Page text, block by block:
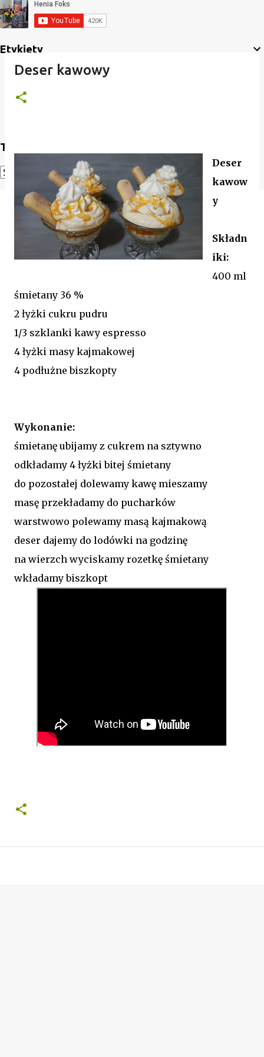
Etykiety
Translate
Powered by Translate
Deser kawowy
Deser
kawow
y
Składn
iki:
400 ml
śmietany 36 %
2 łyżki cukru pudru
1/3 szklanki kawy espresso
4 łyżki masy kajmakowej
4 podłużne biszkopty
Wykonanie:
śmietanę ubijamy z cukrem na sztywno
odkładamy 4 łyżki bitej śmietany
do pozostałej dolewamy kawę mieszamy
masę przekładamy do pucharków
warstwowo polewamy masą kajmakową
deser dajemy do lodówki na godzinę
na wierzch wyciskamy rozetkę śmietany
wkładamy biszkopt